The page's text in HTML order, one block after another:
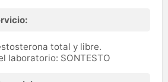
total y libre.
laboratorio: SONTESTO